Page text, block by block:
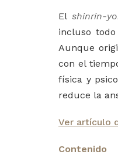
Elshinrin-
incluso
Aunque
con el
física y
reduce la
Ver artículo
Contenido